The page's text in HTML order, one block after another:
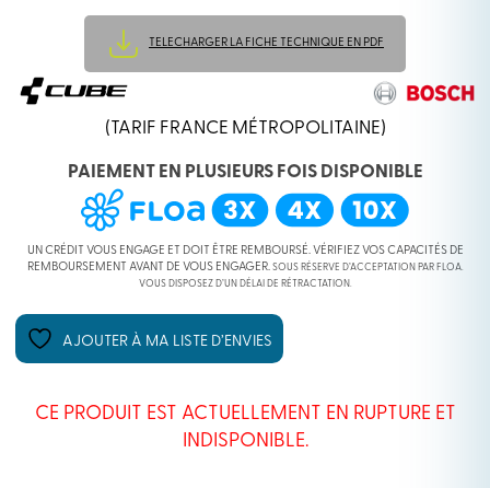
TELECHARGER LA FICHE TECHNIQUE EN PDF
(TARIF FRANCE MÉTROPOLITAINE)
PAIEMENT EN PLUSIEURS FOIS DISPONIBLE
UN CRÉDIT VOUS ENGAGE ET DOIT ÊTRE REMBOURSÉ. VÉRIFIEZ VOS CAPACITÉS DE
REMBOURSEMENT AVANT DE VOUS ENGAGER. SOUS RÉSERVE D’ACCEPTATION PAR FLOA.
VOUS DISPOSEZ D’UN DÉLAI DE RÉTRACTATION.
AJOUTER À MA LISTE D’ENVIES
CE PRODUIT EST ACTUELLEMENT EN RUPTURE ET
INDISPONIBLE.